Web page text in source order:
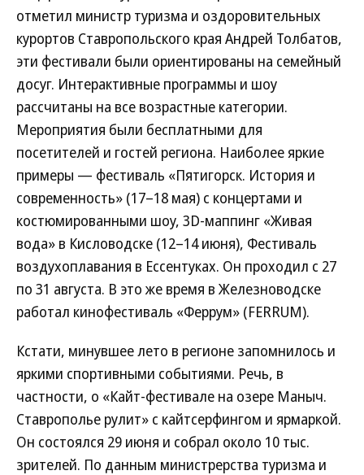
отметил министр туризма и оздоровительных
курортов Ставропольского края Андрей Толбатов,
эти фестивали были ориентированы на семейный
досуг. Интерактивные программы и шоу
рассчитаны на все возрастные категории.
Мероприятия были бесплатными для
посетителей и гостей региона. Наиболее яркие
примеры — фестиваль «Пятигорск. История и
современность» (17–18 мая) с концертами и
костюмированными шоу, 3D-маппинг «Живая
вода» в Кисловодске (12–14 июня), Фестиваль
воздухоплавания в Ессентуках. Он проходил с 27
по 31 августа. В это же время в Железноводске
работал кинофестиваль «Феррум» (FERRUM).
Кстати, минувшее лето в регионе запомнилось и
яркими спортивными событиями. Речь, в
частности, о «Кайт-фестивале на озере Маныч.
Ставрополье рулит» с кайтсерфингом и ярмаркой.
Он состоялся 29 июня и собрал около 10 тыс.
зрителей. По данным министрерства туризма и